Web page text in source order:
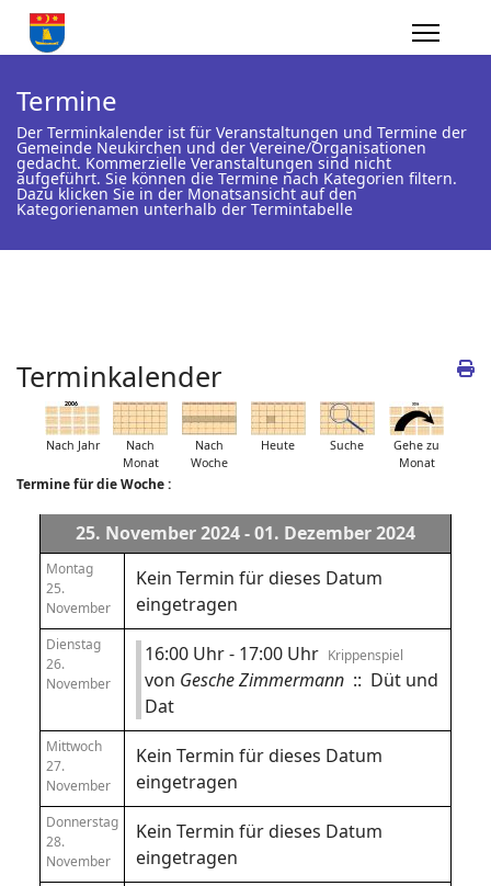
Termine
Der Terminkalender ist für Veranstaltungen und Termine der
Gemeinde Neukirchen und der Vereine/Organisationen
gedacht. Kommerzielle Veranstaltungen sind nicht
aufgeführt. Sie können die Termine nach Kategorien filtern.
Dazu klicken Sie in der Monatsansicht auf den
Kategorienamen unterhalb der Termintabelle
Terminkalender
Nach Jahr
Nach
Monat
Nach
Woche
Heute Suche
Gehe zu
Monat
Termine für die Woche :
25. November 2024 - 01. Dezember 2024
Montag
25.
November
Kein Termin für dieses Datum
eingetragen
Dienstag
26.
November
16:00 Uhr - 17:00 Uhr Krippenspiel
von Gesche Zimmermann :: Düt und
Dat
Mittwoch
27.
November
Kein Termin für dieses Datum
eingetragen
Donnerstag
28.
November
Kein Termin für dieses Datum
eingetragen